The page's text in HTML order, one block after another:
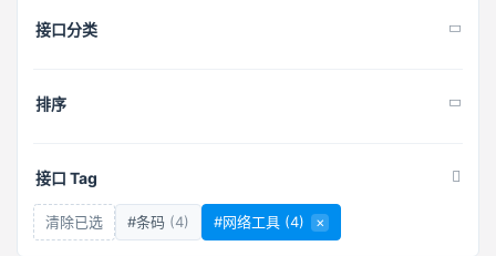
接口分类
排序
接口 Tag
清除已选 #条码 (4) #网络工具 (4) ×